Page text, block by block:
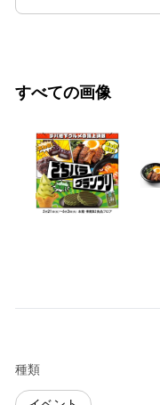
すべての画像
種類